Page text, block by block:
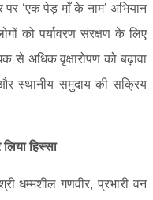
‘एक पेड़ माँ के नाम’ अभियान
को पर्यावरण संरक्षण के लिए
से अधिक वृक्षारोपण को बढ़ावा
स्थानीय समुदाय की सक्रिय
हिस्सा
गणवीर, प्रभारी वन